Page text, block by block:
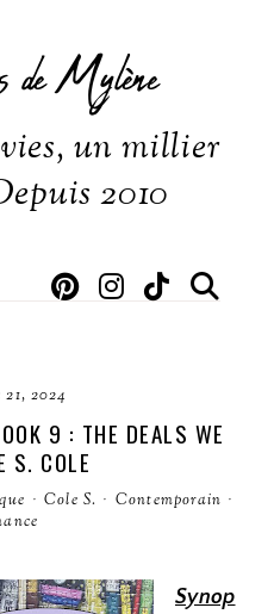
de Mylène
un millier
2010
2024
9 : THE DEALS WE
S. COLE
· Cole S. · Contemporain ·
Synop